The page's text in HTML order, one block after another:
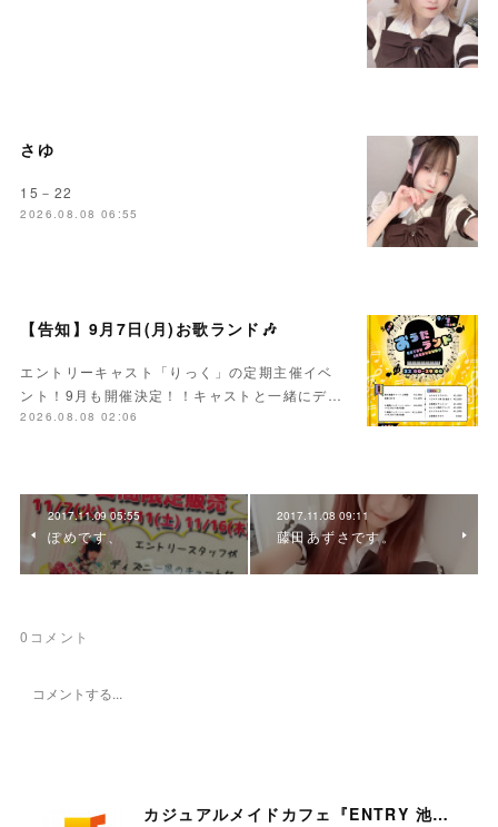
さゆ
15－22
2026.08.08 06:55
【告知】9月7日(月)お歌ランド🎶
エントリーキャスト「りっく」の定期主催イベ
ント！9月も開催決定！！キャストと一緒にデ…
2026.08.08 02:06
2017.11.09 05:55
ぽめです、
2017.11.08 09:11
藤田あずさです。
0 コメント
カジュアルメイドカフェ『ENTRY 池袋店』